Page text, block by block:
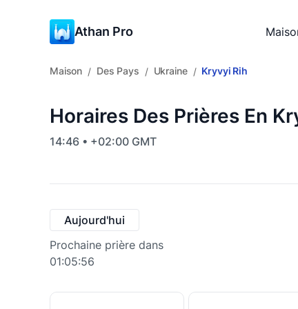
Athan Pro
Maison / Des Pays / Ukraine / Kryvyi Rih
Horaires Des Prières En
14:46 • +02:00 GMT
Aujourd'hui
Prochaine prière dans
01:05:55